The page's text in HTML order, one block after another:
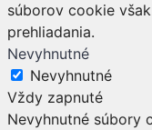
súborov cookie
prehliadania.
Nevyhnutné
Nevyhnutné
Vždy zapnuté
Nevyhnutné súbory